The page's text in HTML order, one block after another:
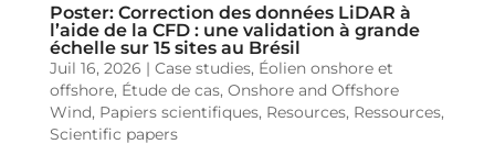
Poster: Correction des données LiDAR à
l’aide de la CFD : une validation à grande
échelle sur 15 sites au Brésil
Juil 16, 2026 | Case studies, Éolien onshore et
offshore, Étude de cas, Onshore and Offshore
Wind, Papiers scientifiques, Resources, Ressources,
Scientific papers